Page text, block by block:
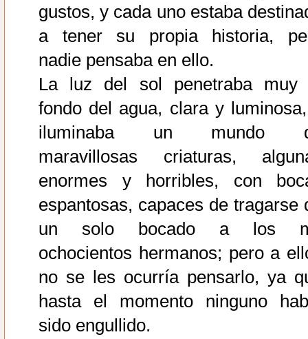
gustos, y cada uno estaba
a tener su propia historia,
nadie pensaba en ello.
La luz del sol penetraba muy
fondo del agua, clara y
iluminaba un mundo
maravillosas criaturas,
enormes y horribles, con
espantosas, capaces de tragarse
un solo bocado a los
ochocientos hermanos; pero a
no se les ocurría pensarlo, ya
hasta el momento ninguno
sido engullido.